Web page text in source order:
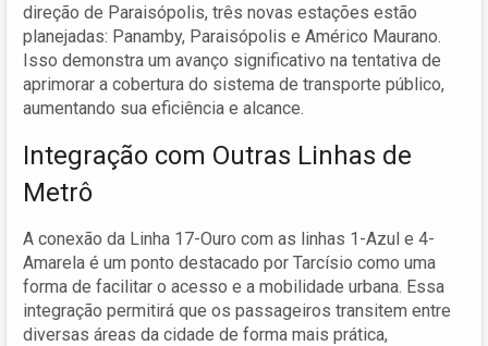
direção de Paraisópolis, três novas estações estão
planejadas: Panamby, Paraisópolis e Américo Maurano.
Isso demonstra um avanço significativo na tentativa de
aprimorar a cobertura do sistema de transporte público,
aumentando sua eficiência e alcance.
Integração com Outras Linhas de
Metrô
A conexão da Linha 17-Ouro com as linhas 1-Azul e 4-
Amarela é um ponto destacado por Tarcísio como uma
forma de facilitar o acesso e a mobilidade urbana. Essa
integração permitirá que os passageiros transitem entre
diversas áreas da cidade de forma mais prática,